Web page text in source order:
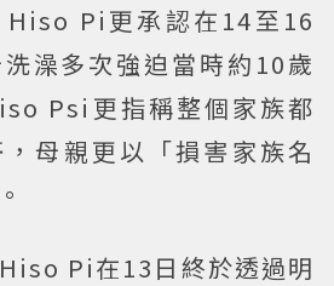
Hiso Pi更承認在14至16
澡多次強迫當時約10歲
Psi更指稱整個家族都
母親更以「損害家族名
Pi在13日終於透過明